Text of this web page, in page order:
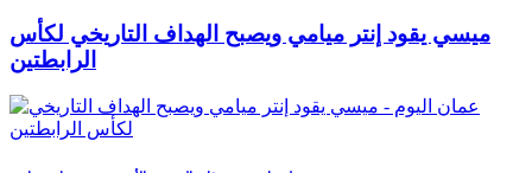
ميسي يقود إنتر ميامي ويصبح الهداف التاريخي لكأس
الرابطتين